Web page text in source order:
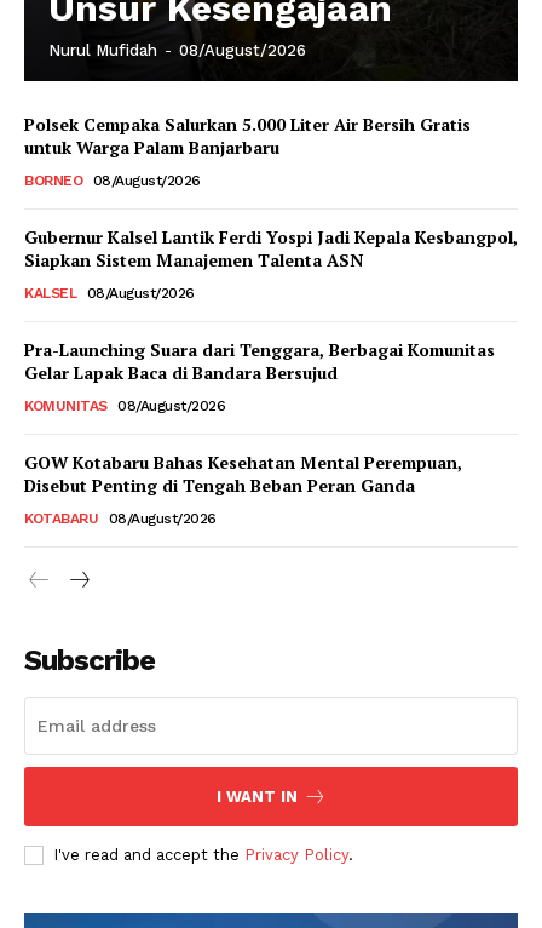
Nurul Mufidah - 08/August/2026
Polsek Cempaka Salurkan 5.000 Liter Air Bersih Gratis
untuk Warga Palam Banjarbaru
BORNEO 08/August/2026
Gubernur Kalsel Lantik Ferdi Yospi Jadi Kepala Kesbangpol,
Siapkan Sistem Manajemen Talenta ASN
KALSEL 08/August/2026
Pra-Launching Suara dari Tenggara, Berbagai Komunitas
Gelar Lapak Baca di Bandara Bersujud
KOMUNITAS 08/August/2026
GOW Kotabaru Bahas Kesehatan Mental Perempuan,
Disebut Penting di Tengah Beban Peran Ganda
KOTABARU 08/August/2026
Subscribe
I WANT IN
I've read and accept the Privacy Policy.